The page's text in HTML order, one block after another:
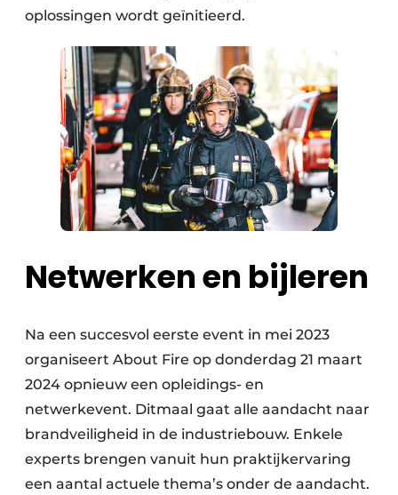
oplossingen wordt geïnitieerd.
Netwerken en bijleren
Na een succesvol eerste event in mei 2023
organiseert About Fire op donderdag 21 maart
2024 opnieuw een opleidings- en
netwerkevent. Ditmaal gaat alle aandacht naar
brandveiligheid in de industriebouw. Enkele
experts brengen vanuit hun praktijkervaring
een aantal actuele thema’s onder de aandacht.